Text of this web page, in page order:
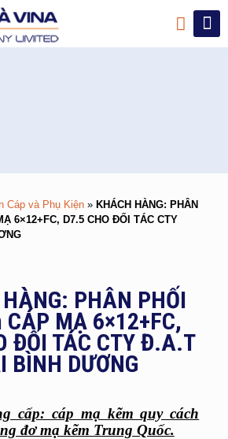
Cáp và Phụ Kiện» KHÁCH HÀNG: PHÂN
6×12+FC, D7.5 CHO ĐỐI TÁC CTY
PHÂN PHỐI
MẠ 6×12+FC,
ĐỐI TÁC CTY Đ.A.T
BÌNH DƯƠNG
cấp: cáp mạ kẽm quy cách
đơ mạ kẽm Trung Quốc.